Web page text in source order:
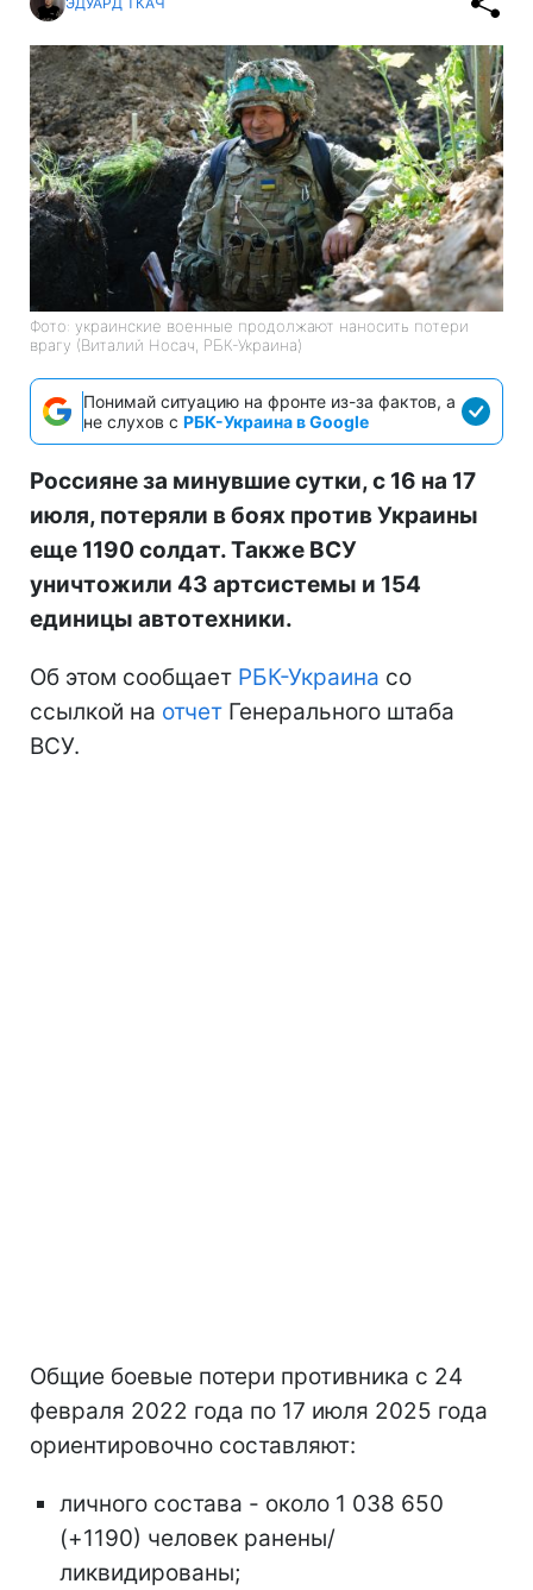
Фото: украинские военные продолжают наносить потери
врагу (Виталий Носач, РБК-Украина)
Понимай ситуацию на фронте из-за фактов, а
не слухов с РБК-Украина в Google
Россияне за минувшие сутки, с 16 на 17
июля, потеряли в боях против Украины
еще 1190 солдат. Также ВСУ
уничтожили 43 артсистемы и 154
единицы автотехники.
Об этом сообщает РБК-Украина со
ссылкой на отчет Генерального штаба
ВСУ.
Общие боевые потери противника с 24
февраля 2022 года по 17 июля 2025 года
ориентировочно составляют:
личного состава - около 1 038 650
(+1190) человек ранены/
ликвидированы;